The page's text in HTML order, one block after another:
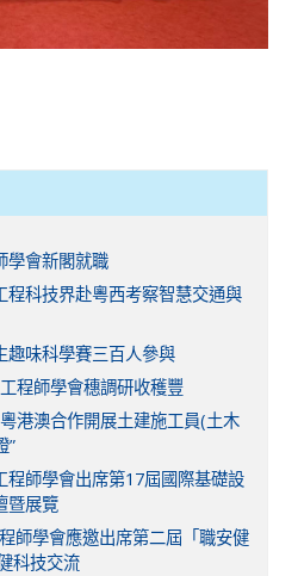
學會新閣就職
程科技界赴粵西考察智慧交通與
趣味科學賽三百人參與
程師學會穗調研收穫豐
港澳合作開展土建施工員(土木
”
程師學會出席第17屆國際基礎設
暨展覽
師學會應邀出席第二屆「職安健
科技交流